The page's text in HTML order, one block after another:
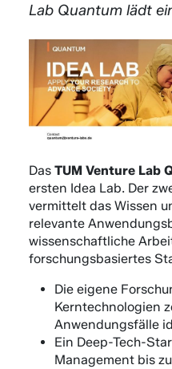
Lab Quantum lädt
Das TUM Venture Lab
ersten Idea Lab. Der
vermittelt das Wissen
relevante
wissenschaftliche
forschungsbasiertes
Die eigene
Kerntechnologien
Anwendungsfälle
Ein Deep-Tech-
Management bis